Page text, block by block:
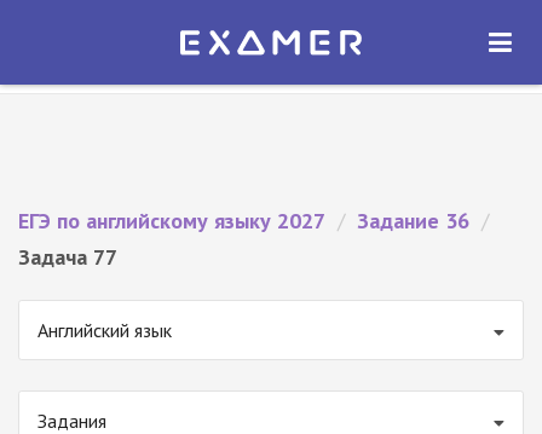
Экзамер — ЕГЭ 2027
ОТКРЫТЬ
ЕГЭ по английскому языку 2027 / Задание 36 /
Задача 77
Английский язык
Задания